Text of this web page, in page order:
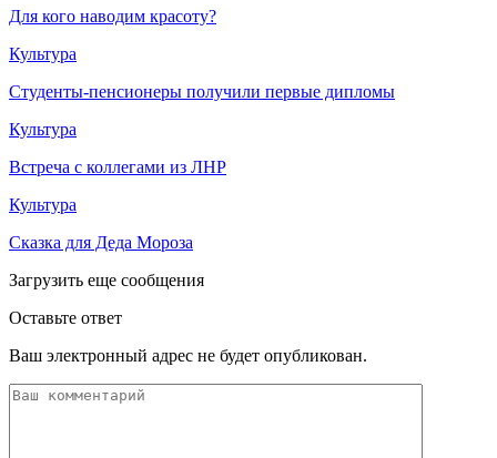
Для кого наводим красоту?
Культура
Студенты-пенсионеры получили первые дипломы
Культура
Встреча с коллегами из ЛНР
Культура
Сказка для Деда Мороза
Загрузить еще сообщения
Оставьте ответ
Ваш электронный адрес не будет опубликован.